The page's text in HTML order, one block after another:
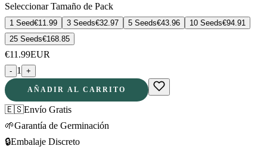
Seleccionar Tamaño de Pack
1 Seed€11.99 3 Seeds€32.97 5 Seeds€43.96 10 Seeds€94.91
25 Seeds€168.85
€11.99EUR
- 1 +
AÑADIR AL CARRITO
🇪🇸Envío Gratis
🌱Garantía de Germinación
🔒Embalaje Discreto